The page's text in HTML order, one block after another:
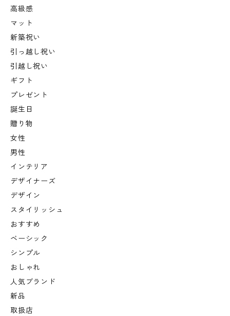
高級感
マット
新築祝い
引っ越し祝い
引越し祝い
ギフト
プレゼント
誕生日
贈り物
女性
男性
インテリア
デザイナーズ
デザイン
スタイリッシュ
おすすめ
ベーシック
シンプル
おしゃれ
人気ブランド
新品
取扱店